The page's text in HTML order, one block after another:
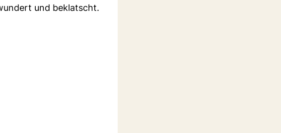
und beklatscht.